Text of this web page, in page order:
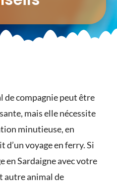
de compagnie peut être
mais elle nécessite
minutieuse, en
d’un voyage en ferry. Si
en Sardaigne avec votre
autre animal de